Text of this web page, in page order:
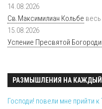
14.08.2026
Св.Максимилиан Кольбе
15.08.2026
Успение Пресвятой
РАЗМЫШЛЕНИЯ НА
Господи! повели мне прийти